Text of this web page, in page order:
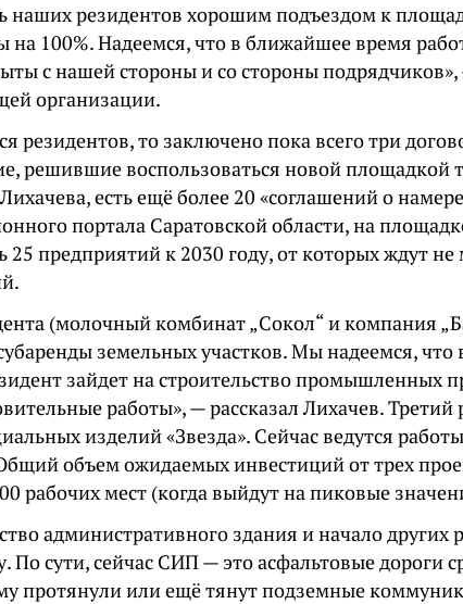
наших резидентов хорошим подъездом к
на 100%. Надеемся, что в ближайшее время
с нашей стороны и со стороны подрядчиков»,
организации.
резидентов, то заключено пока всего три
решившие воспользоваться новой площадкой
есть ещё более 20 «соглашений о
портала Саратовской области, на
25 предприятий к 2030 году, от которых ждут
(молочный комбинат „Сокол“ и компания
земельных участков. Мы надеемся,
зайдет на строительство промышленных
работы», — рассказал Лихачев. Третий
изделий «Звезда». Сейчас ведутся
объем ожидаемых инвестиций от трех
рабочих мест (когда выйдут на пиковые
административного здания и начало других
По сути, сейчас СИП — это асфальтовые дороги
протянули или ещё тянут подземные